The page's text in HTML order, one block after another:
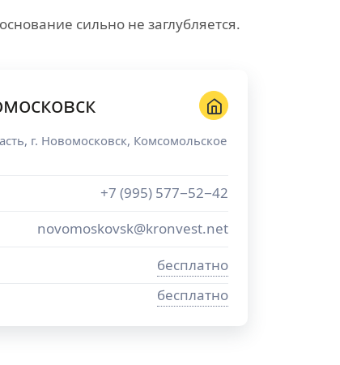
сильно не заглубляется.
, г. Новомосковск, Комсомольское
+7 (995) 577−52−42
novomoskovsk@kronvest.net
бесплатно
бесплатно